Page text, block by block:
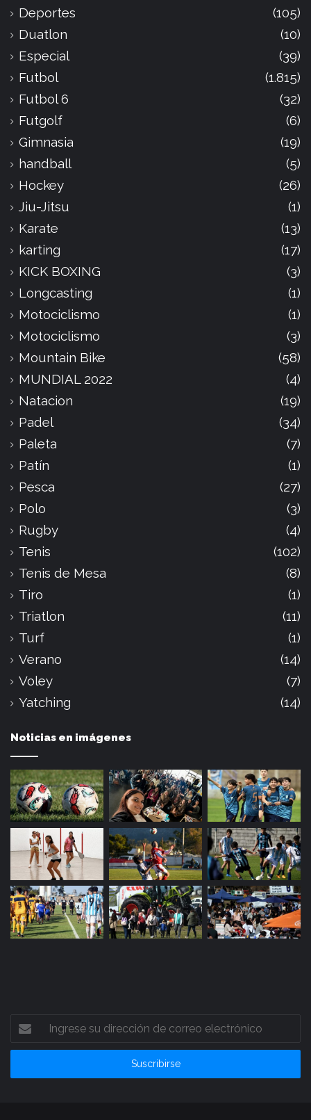
Deportes
(105)
Duatlon
(10)
Especial
(39)
Futbol
(1.815)
Futbol 6
(32)
Futgolf
(6)
Gimnasia
(19)
handball
(5)
Hockey
(26)
Jiu-Jitsu
(1)
Karate
(13)
karting
(17)
KICK BOXING
(3)
Longcasting
(1)
Motociclismo
(1)
Motociclismo
(3)
Mountain Bike
(58)
MUNDIAL 2022
(4)
Natacion
(19)
Padel
(34)
Paleta
(7)
Patín
(1)
Pesca
(27)
Polo
(3)
Rugby
(4)
Tenis
(102)
Tenis de Mesa
(8)
Tiro
(1)
Triatlon
(11)
Turf
(1)
Verano
(14)
Voley
(7)
Yatching
(14)
Noticias en imágenes
Ingrese
su
dirección
correo